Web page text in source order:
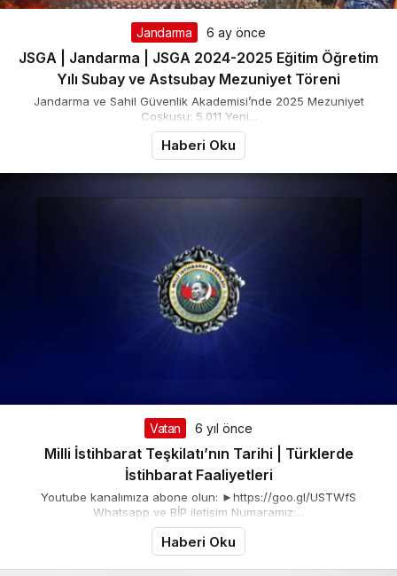
Jandarma 6 ay önce
JSGA | Jandarma | JSGA 2024-2025 Eğitim Öğretim
Yılı Subay ve Astsubay Mezuniyet Töreni
Jandarma ve Sahil Güvenlik Akademisi’nde 2025 Mezuniyet
Coşkusu: 5.011 Yeni...
Haberi Oku
Vatan 6 yıl önce
Milli İstihbarat Teşkilatı’nın Tarihi | Türklerde
İstihbarat Faaliyetleri
Youtube kanalımıza abone olun: ►https://goo.gl/USTWfS
Whatsapp ve BİP iletişim Numaramız:...
Haberi Oku